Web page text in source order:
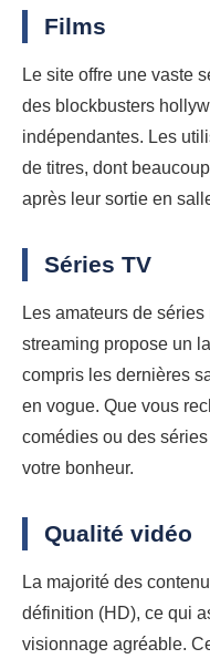
Films
Le site offre une vaste
des blockbusters
indépendantes. Les
de titres, dont
après leur sortie en
Séries TV
Les amateurs de
streaming propose un
compris les dernières
en vogue. Que vous
comédies ou des
votre bonheur.
Qualité vidéo
La majorité des
définition (HD), ce qui
visionnage agréable.